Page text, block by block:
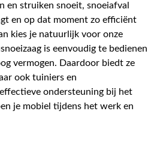
en struiken snoeit, snoeiafval
en op dat moment zo efficiënt
kies je natuurlijk voor onze
is eenvoudig te bedienen
vermogen. Daardoor biedt ze
ook tuiniers en
ondersteuning bij het
je mobiel tijdens het werk en